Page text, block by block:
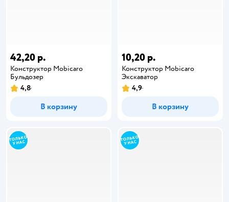
42,20 р.
Конструктор Mobicaro
Бульдозер
4,8
В корзину
10,20 р.
Конструктор Mobicaro
Экскаватор
4,9
В корзину